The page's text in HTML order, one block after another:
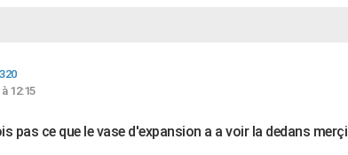
12:15
pas ce que le vase d'expansion a a voir la dedans merçi